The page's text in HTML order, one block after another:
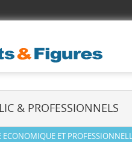
& PROFESSIONNELS
ECONOMIQUE ET